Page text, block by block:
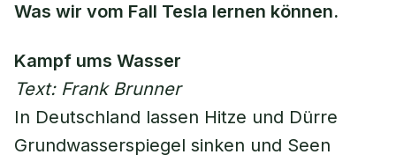
Was wir vom Fall Tesla lernen können.
Kampf ums Wasser
Text: Frank Brunner
In Deutschland lassen Hitze und Dürre
Grundwasserspiegel sinken und Seen